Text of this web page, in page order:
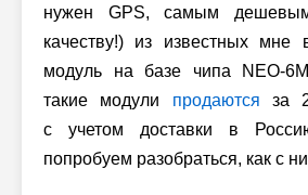
нужен GPS, самым
качеству!) из известных мне
модуль на базе чипа NEO-
такие модули продаются за
с учетом доставки в
попробуем разобраться, как с